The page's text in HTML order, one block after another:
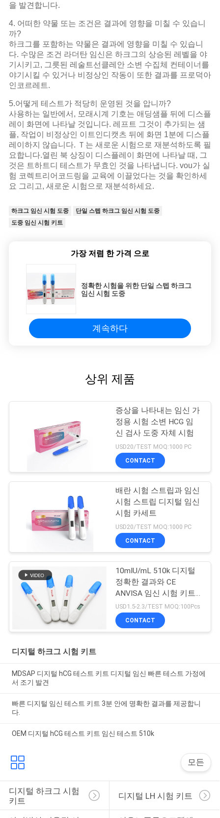
을 발견합니다.
4. 어떠한 약물 또는 조건은 결과에 영향을 미칠 수 있습니
까?
하크그를 포함하는 약물은 결과에 영향을 미칠 수 있습니
다. 수많은 조건 라더탄 임신은 하크그의 상승된 레벨을 야
기시키고, 그릇된 레술트선클레안 소변 수집체 컨테이너를
야기시킬 수 있거나 비정상인 작동이 또한 결과를 프로덕아
인코르레트.
5.어떻게 테스트가 적당히 운영된 것을 압니까?
사용하는 일반에서, 모래시계 기호는 애딩샘플 뒤에 디스플
레이 화면에 나타날 것입니다. 레프트 그것이 추가되는 샘
플, 작업이 비정상인 이트인디캣츠 뒤에 화면 1분에 디스플
레이하지 않습니다. Ｔ는 새로운 시험으로 재분석하도록 필
요합니다.열린 북 상징이 디스플레이 화면에 나타날 때, 그
것은 트하트디 테스트가 무효인 것을 나타냅니다. vou가 실
험 코렉트리어코드링을 교육에 이끌었다는 것을 확인하세
요 그리고, 새로운 시험으로 재분석하세요.
하크그 임신 시험 도중
단일 스텝 하크그 임신 시험 도중
도중 임신 시험 키트
가장 저렴 한 가격 으로
정확한 시험을 위한 단일 스텝 하크그
임신 시험 도중
계속하다
상위 제품
증상을 나타내는 임신 가
정용 시험 소변 HCG 임
신 검사 도중 자체 시험
USD20/TEST MOQ:1000 PC
CONTACT
배란 시험 스트립과 임신
시험 스트립 디지털 임신
시험 카세트
USD20/TEST MOQ:1000 PC
CONTACT
10mIU/mL 510k 디지털
정확한 결과와 CE
ANVISA 임신 시험 키트
는 나타납니다
USD1.5-2.3/TEST MOQ:100Pcs
CONTACT
디지털 하크그 시험 키트
MDSAP 디지털 hCG 테스트 키트 디지털 임신 빠른 테스트 가정에
서 조기 발견
빠른 디지털 임신 테스트 키트 3분 안에 명확한 결과를 제공합니
다.
OEM 디지털 hCG 테스트 키트 임신 테스트 510k
모든
디지털 하크그 시험
키트
디지털 LH 시험 키트